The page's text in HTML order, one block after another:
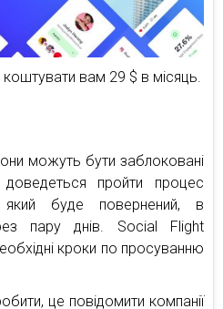
вам 29 $ в місяць.
можуть бути заблоковані
пройти процес
який буде повернений, в
пару днів. Social Flight
кроки по просуванню
це повідомити компанії